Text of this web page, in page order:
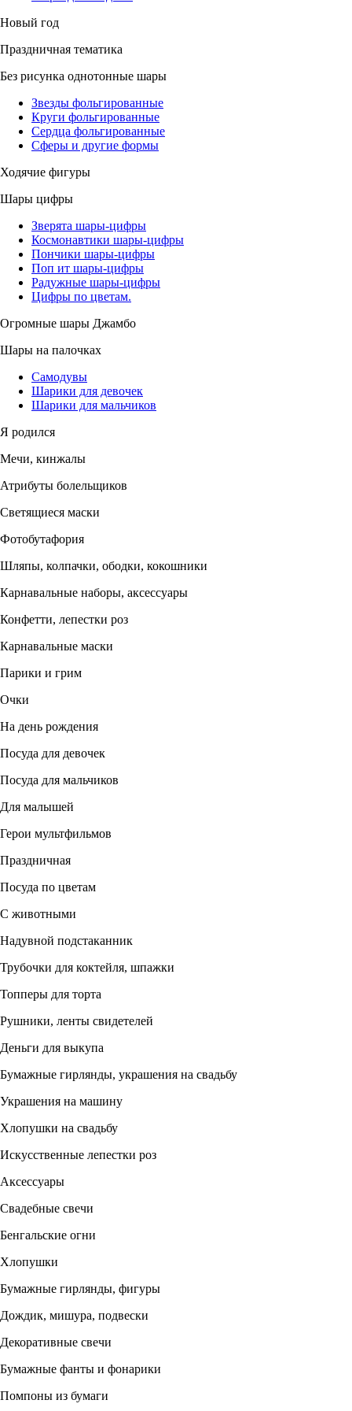
Новый год
Праздничная тематика
Без рисунка однотонные шары
Звезды фольгированные
Круги фольгированные
Сердца фольгированные
Сферы и другие формы
Ходячие фигуры
Шары цифры
Зверята шары-цифры
Космонавтики шары-цифры
Пончики шары-цифры
Поп ит шары-цифры
Радужные шары-цифры
Цифры по цветам.
Огромные шары Джамбо
Шары на палочках
Самодувы
Шарики для девочек
Шарики для мальчиков
Я родился
Мечи, кинжалы
Атрибуты болельщиков
Светящиеся маски
Фотобутафория
Шляпы, колпачки, ободки, кокошники
Карнавальные наборы, аксессуары
Конфетти, лепестки роз
Карнавальные маски
Парики и грим
Очки
На день рождения
Посуда для девочек
Посуда для мальчиков
Для малышей
Герои мультфильмов
Праздничная
Посуда по цветам
С животными
Надувной подстаканник
Трубочки для коктейля, шпажки
Топперы для торта
Рушники, ленты свидетелей
Деньги для выкупа
Бумажные гирлянды, украшения на свадьбу
Украшения на машину
Хлопушки на свадьбу
Искусственные лепестки роз
Аксессуары
Свадебные свечи
Бенгальские огни
Хлопушки
Бумажные гирлянды, фигуры
Дождик, мишура, подвески
Декоративные свечи
Бумажные фанты и фонарики
Помпоны из бумаги